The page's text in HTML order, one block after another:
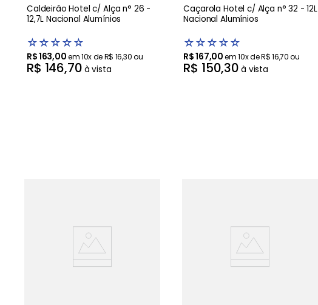
Caldeirão Hotel c/ Alça n° 26 -
12,7L Nacional Alumínios
☆☆☆☆☆
R$163,00em10x deR$ 16,30ou
R$ 146,70 à vista
Caçarola Hotel c/ Alça n° 32 - 12L
Nacional Alumínios
☆☆☆☆☆
R$167,00em10x deR$16,70ou
R$ 150,30 à vista